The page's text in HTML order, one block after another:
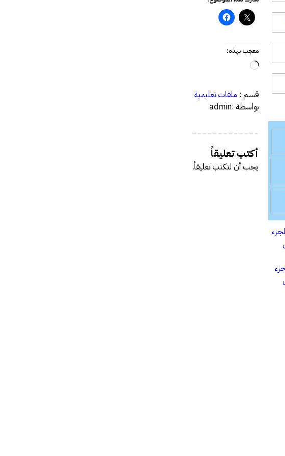
معجب بهذه:
جاري
قسم : ملفات تعليمية
بواسطة :admin
أكتب تعليقاً
يجب أن لتكتب تعليقاً.